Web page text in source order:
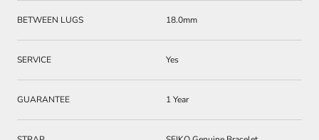
BETWEEN LUGS 18.0mm
SERVICE Yes
GUARANTEE 1 Year